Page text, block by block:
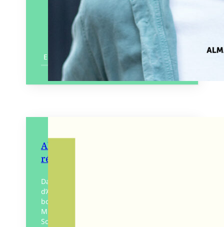
En savoir plus
Alain Guiraudie, pour un
réalisme utopique
Dans ce premier livre consacré au cinéma
d’Alain Guiraudie (Ce vieux rêve qui
bouge en 2001, L’Inconnu du Lac en 2013,
Miséricorde en 2024…), Clément
Schneider nous invite…